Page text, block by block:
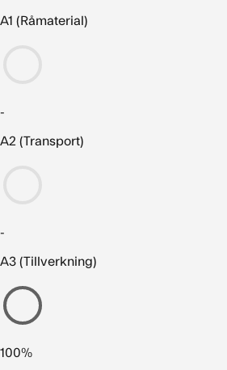
A1 (Råmaterial)
-
A2 (Transport)
-
A3 (Tillverkning)
100%